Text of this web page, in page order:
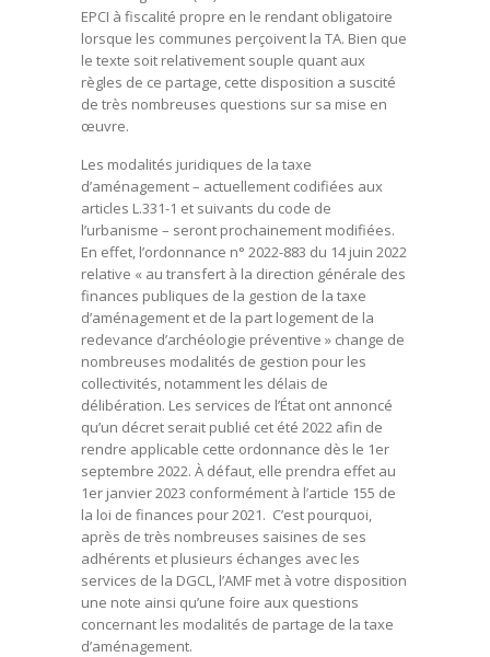
EPCI à fiscalité propre en le rendant obligatoire
lorsque les communes perçoivent la TA. Bien que
le texte soit relativement souple quant aux
règles de ce partage, cette disposition a suscité
de très nombreuses questions sur sa mise en
œuvre.
Les modalités juridiques de la taxe
d’aménagement – actuellement codifiées aux
articles L.331-1 et suivants du code de
l’urbanisme – seront prochainement modifiées.
En effet, l’ordonnance n° 2022-883 du 14 juin 2022
relative « au transfert à la direction générale des
finances publiques de la gestion de la taxe
d’aménagement et de la part logement de la
redevance d’archéologie préventive » change de
nombreuses modalités de gestion pour les
collectivités, notamment les délais de
délibération. Les services de l’État ont annoncé
qu’un décret serait publié cet été 2022 afin de
rendre applicable cette ordonnance dès le 1er
septembre 2022. À défaut, elle prendra effet au
1er janvier 2023 conformément à l’article 155 de
la loi de finances pour 2021. C’est pourquoi,
après de très nombreuses saisines de ses
adhérents et plusieurs échanges avec les
services de la DGCL, l’AMF met à votre disposition
une note ainsi qu’une foire aux questions
concernant les modalités de partage de la taxe
d’aménagement.